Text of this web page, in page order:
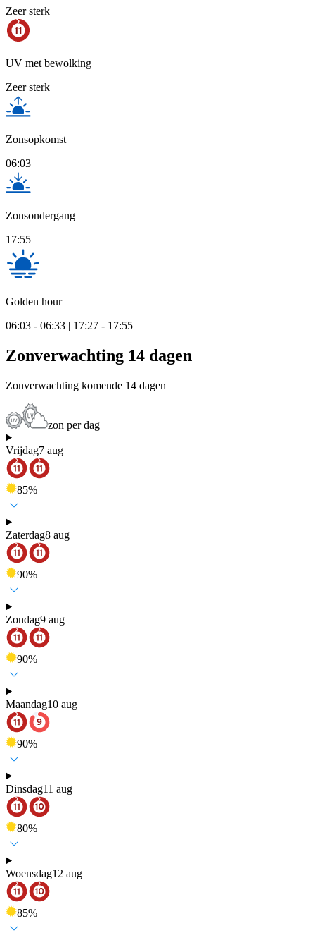
Zeer sterk
UV met bewolking
Zeer sterk
Zonsopkomst
06:03
Zonsondergang
17:55
Golden hour
06:03 - 06:33 | 17:27 - 17:55
Zonverwachting 14 dagen
Zonverwachting komende 14 dagen
zon per dag
Vrijdag7 aug
85%
Zaterdag8 aug
90%
Zondag9 aug
90%
Maandag10 aug
90%
Dinsdag11 aug
80%
Woensdag12 aug
85%